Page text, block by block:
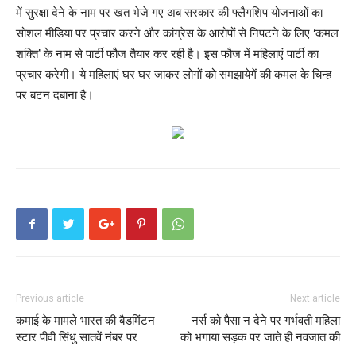
में सुरक्षा देने के नाम पर खत भेजे गए अब सरकार की फ्लैगशिप योजनाओं का
सोशल मीडिया पर प्रचार करने और कांग्रेस के आरोपों से निपटने के लिए ‘कमल
शक्ति’ के नाम से पार्टी फौज तैयार कर रही है। इस फौज में महिलाएं पार्टी का
प्रचार करेगी। ये महिलाएं घर घर जाकर लोगों को समझायेगें की कमल के चिन्ह
पर बटन दबाना है।
Previous article
कमाई के मामले भारत की बैडमिंटन
स्टार पीवी सिंधु सातवें नंबर पर
Next article
नर्स को पैसा न देने पर गर्भवती महिला
को भगाया सड़क पर जाते ही नवजात की